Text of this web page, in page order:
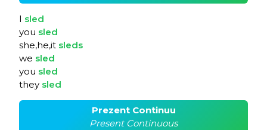
I sled
you sled
she,he,it sleds
we sled
you sled
they sled
Prezent Continuu
Present Continuous